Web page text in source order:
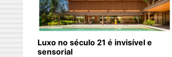
Luxo no século 21 é invisível e
sensorial